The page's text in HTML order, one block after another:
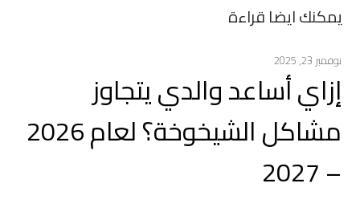
يمكنك ايضا قراءة
نوفمبر 23, 2025
إزاي أساعد والدي يتجاوز
مشاكل الشيخوخة؟ لعام 2026
– 2027